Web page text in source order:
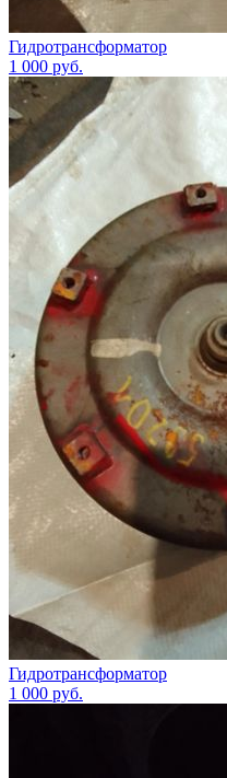
Гидротрансформатор
1 000 руб.
Гидротрансформатор
1 000 руб.